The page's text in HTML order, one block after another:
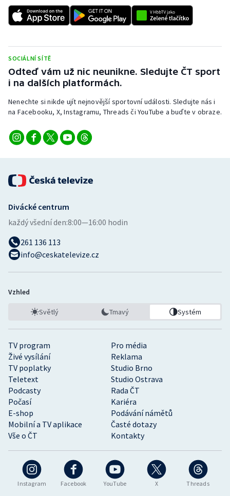
Sportovní střelba
Stolní tenis
Triatlon
Vodní slalom
Volejbal
SOCIÁLNÍ SÍTĚ
Odteď vám už nic neunikne. Sledujte ČT sport
i na dalších platformách.
Nenechte si nikde ujít nejnovější sportovní události. Sledujte nás i
na Facebooku, X, Instagramu, Threads či YouTube a buďte v obraze.
Instagram Facebook YouTube X Threads
TV program
Pro média
Živé vysílání
Reklama
TV poplatky
Studio Brno
Teletext
Studio Ostrava
Podcasty
Rada ČT
Počasí
Kariéra
E-shop
Podávání námětů
Mobilní a TV aplikace
Časté dotazy
Vše o ČT
Kontakty
Divácké centrum
každý všední den:8:00—16:00 hodin
261 136 113
info@ceskatelevize.cz
Vzhled
Světlý Tmavý Systém